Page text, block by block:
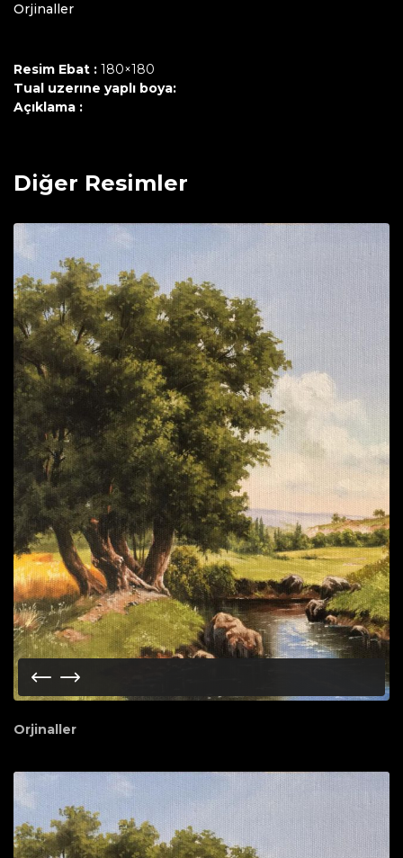
Orjinaller
Resim Ebat : 180×180
Tual uzerıne yaplı boya:
Açıklama :
Diğer Resimler
Orjinaller